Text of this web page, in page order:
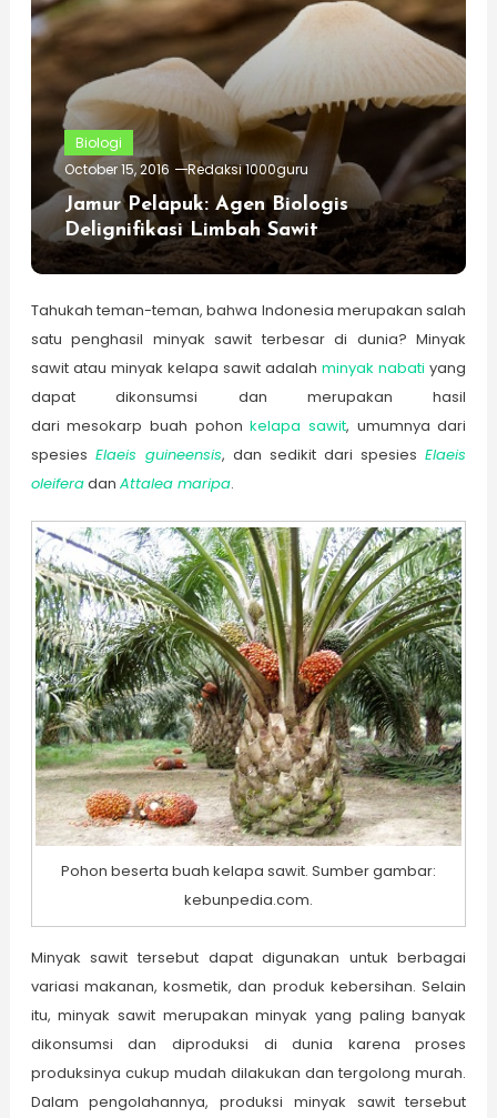
Biologi
October 15, 2016
Redaksi 1000guru
Jamur Pelapuk: Agen Biologis
Delignifikasi Limbah Sawit
Tahukah teman-teman, bahwa Indonesia merupakan salah
satu penghasil minyak sawit terbesar di dunia? Minyak
sawit atau minyak kelapa sawit adalahminyak nabati yang
dapat dikonsumsi dan merupakan hasil
dari mesokarp buah pohonkelapa sawit, umumnya dari
spesies Elaeis guineensis, dan sedikit dari spesiesElaeis
oleiferadan Attalea maripa.
Pohon beserta buah kelapa sawit. Sumber gambar:
kebunpedia.com.
Minyak sawit tersebut dapat digunakan untuk berbagai
variasi makanan, kosmetik, dan produk kebersihan. Selain
itu, minyak sawit merupakan minyak yang paling banyak
dikonsumsi dan diproduksi di dunia karena proses
produksinya cukup mudah dilakukan dan tergolong murah.
Dalam pengolahannya, produksi minyak sawit tersebut